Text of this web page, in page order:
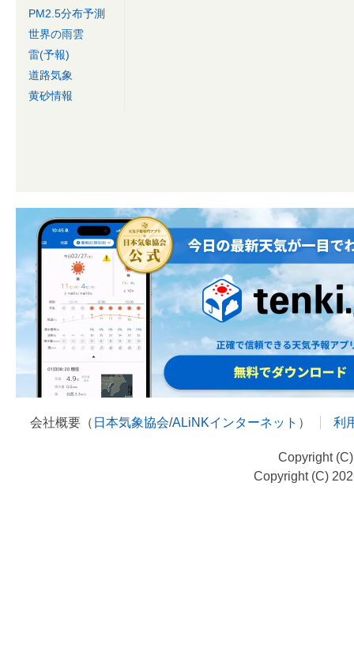
PM2.5分布予測
世界の雨雲
雷(予報)
道路気象
黄砂情報
会社概要（ 日本気象協会/ALiNKインターネット ） 利
Copyright
Copyright (C)